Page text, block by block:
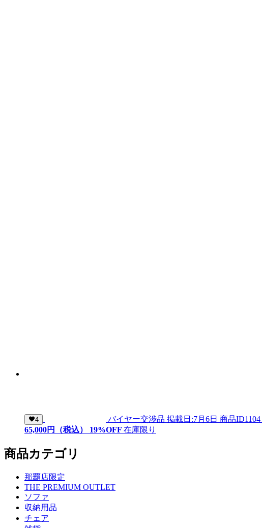
4 バイヤー交渉品 掲載日:7月6日 商品ID
65,000円（税込） 19%OFF 在庫限り
商品カテゴリ
那覇店限定
THE PREMIUM OUTLET
ソファ
収納用品
チェア